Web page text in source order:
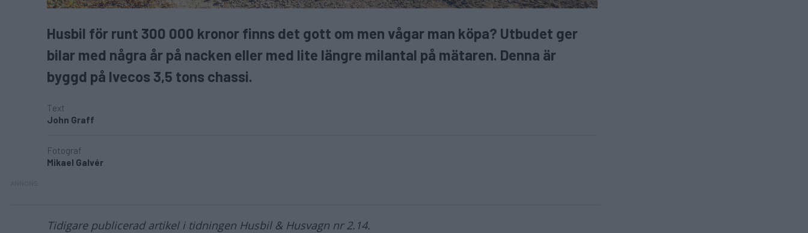
Husbil för runt 300 000 kronor finns det gott om men vågar man köpa? Utbudet ger
bilar med några år på nacken eller med lite längre milantal på mätaren. Denna är
byggd på Ivecos 3,5 tons chassi.
Text
John Graff
Fotograf
Mikael Galvér
Tidigare publicerad artikel i tidningen Husbil & Husvagn nr 2.14.